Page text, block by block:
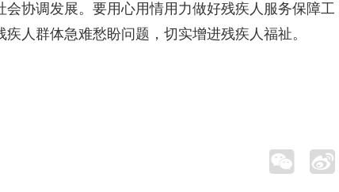
协调发展。要用心用情用力做好残疾人服务保障工
人群体急难愁盼问题，切实增进残疾人福祉。